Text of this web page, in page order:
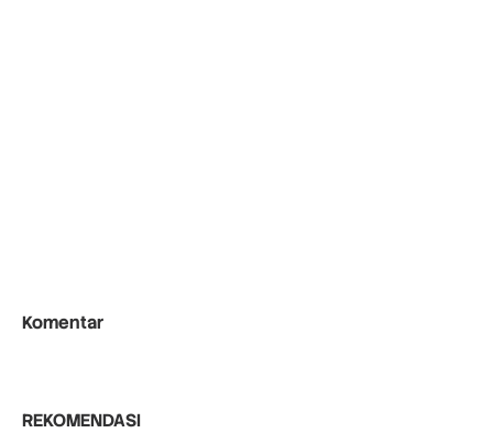
Komentar
REKOMENDASI